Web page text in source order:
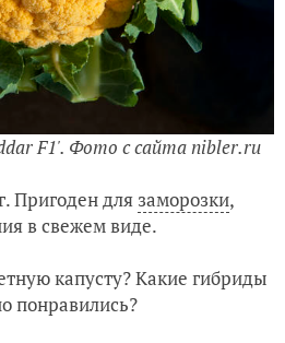
F1'. Фото с сайта nibler.ru
Пригоден для заморозки,
в свежем виде.
капусту? Какие гибриды
понравились?